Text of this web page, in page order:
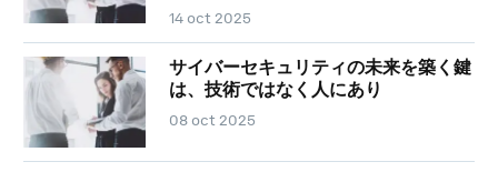
14 oct 2025
サイバーセキュリティの未来を築く鍵
は、技術ではなく人にあり
08 oct 2025